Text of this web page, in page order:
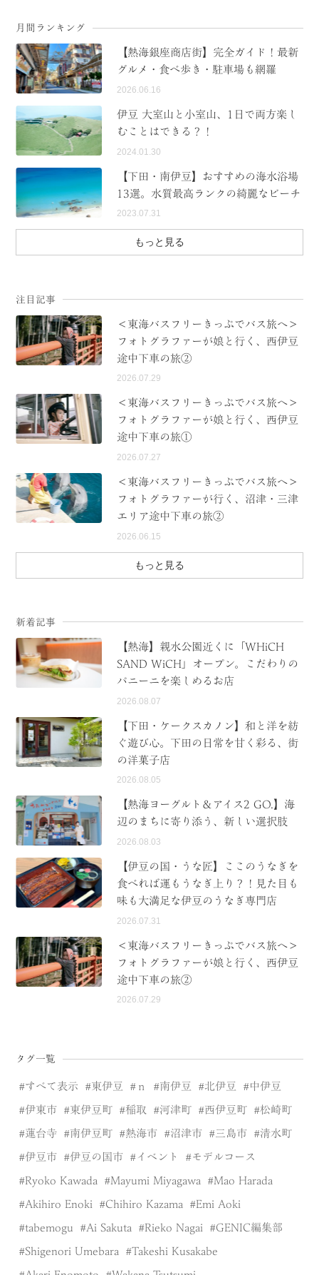
月間ランキング
【熱海銀座商店街】完全ガイド！最新
グルメ・食べ歩き・駐車場も網羅
2026.06.16
伊豆 大室山と小室山、1日で両方楽し
むことはできる？！
2024.01.30
【下田・南伊豆】おすすめの海水浴場
13選。水質最高ランクの綺麗なビーチ
2023.07.31
もっと見る
注目記事
＜東海バスフリーきっぷでバス旅へ＞
フォトグラファーが娘と行く、西伊豆
途中下車の旅②
2026.07.29
＜東海バスフリーきっぷでバス旅へ＞
フォトグラファーが娘と行く、西伊豆
途中下車の旅①
2026.07.27
＜東海バスフリーきっぷでバス旅へ＞
フォトグラファーが行く、沼津・三津
エリア途中下車の旅②
2026.06.15
もっと見る
新着記事
【熱海】親水公園近くに「WHiCH
SAND WiCH」オープン。こだわりの
パニーニを楽しめるお店
2026.08.07
【下田・ケークスカノン】和と洋を紡
ぐ遊び心。下田の日常を甘く彩る、街
の洋菓子店
2026.08.05
【熱海ヨーグルト＆アイス2 GO.】海
辺のまちに寄り添う、新しい選択肢
2026.08.03
【伊豆の国・うな匠】ここのうなぎを
食べれば運もうなぎ上り？！見た目も
味も大満足な伊豆のうなぎ専門店
2026.07.31
＜東海バスフリーきっぷでバス旅へ＞
フォトグラファーが娘と行く、西伊豆
途中下車の旅②
2026.07.29
タグ一覧
すべて表示 東伊豆 ｎ 南伊豆 北伊豆 中伊豆
伊東市 東伊豆町 稲取 河津町 西伊豆町 松崎町
蓮台寺 南伊豆町 熱海市 沼津市 三島市 清水町
伊豆市 伊豆の国市 イベント モデルコース
Ryoko Kawada Mayumi Miyagawa Mao Harada
Akihiro Enoki Chihiro Kazama Emi Aoki
tabemogu Ai Sakuta Rieko Nagai GENIC編集部
Shigenori Umebara Takeshi Kusakabe